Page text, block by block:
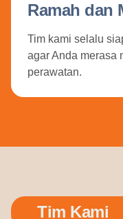
Ramah dan
Tim kami selalu
agar Anda merasa
perawatan.
Tim Kami